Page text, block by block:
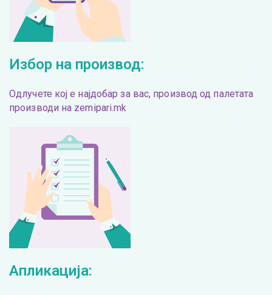
Избор на производ:
Одлучете коj е најдобар за вас, производ од палетата
производи на zemipari.mk
Апликација: